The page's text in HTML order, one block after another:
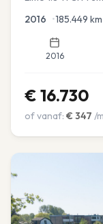
2016 •185.449 km
2016
€ 16.730
of vanaf: € 347 /